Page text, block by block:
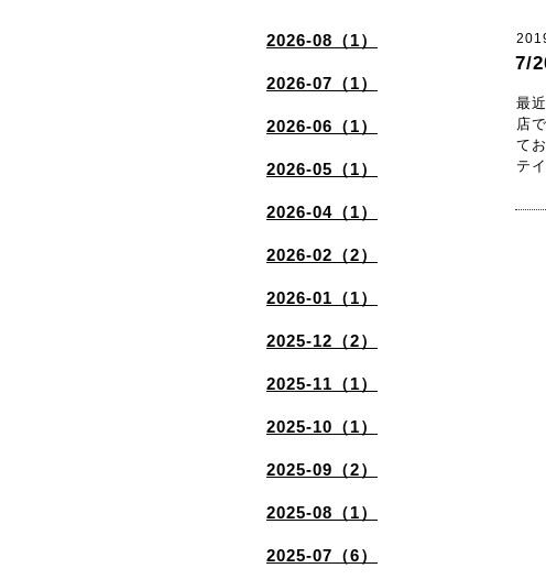
2026-08（1）
2026-07（1）
2026-06（1）
2026-05（1）
2026-04（1）
2026-02（2）
2026-01（1）
2025-12（2）
2025-11（1）
2025-10（1）
2025-09（2）
2025-08（1）
2025-07（6）
7/
最
店
て
テ